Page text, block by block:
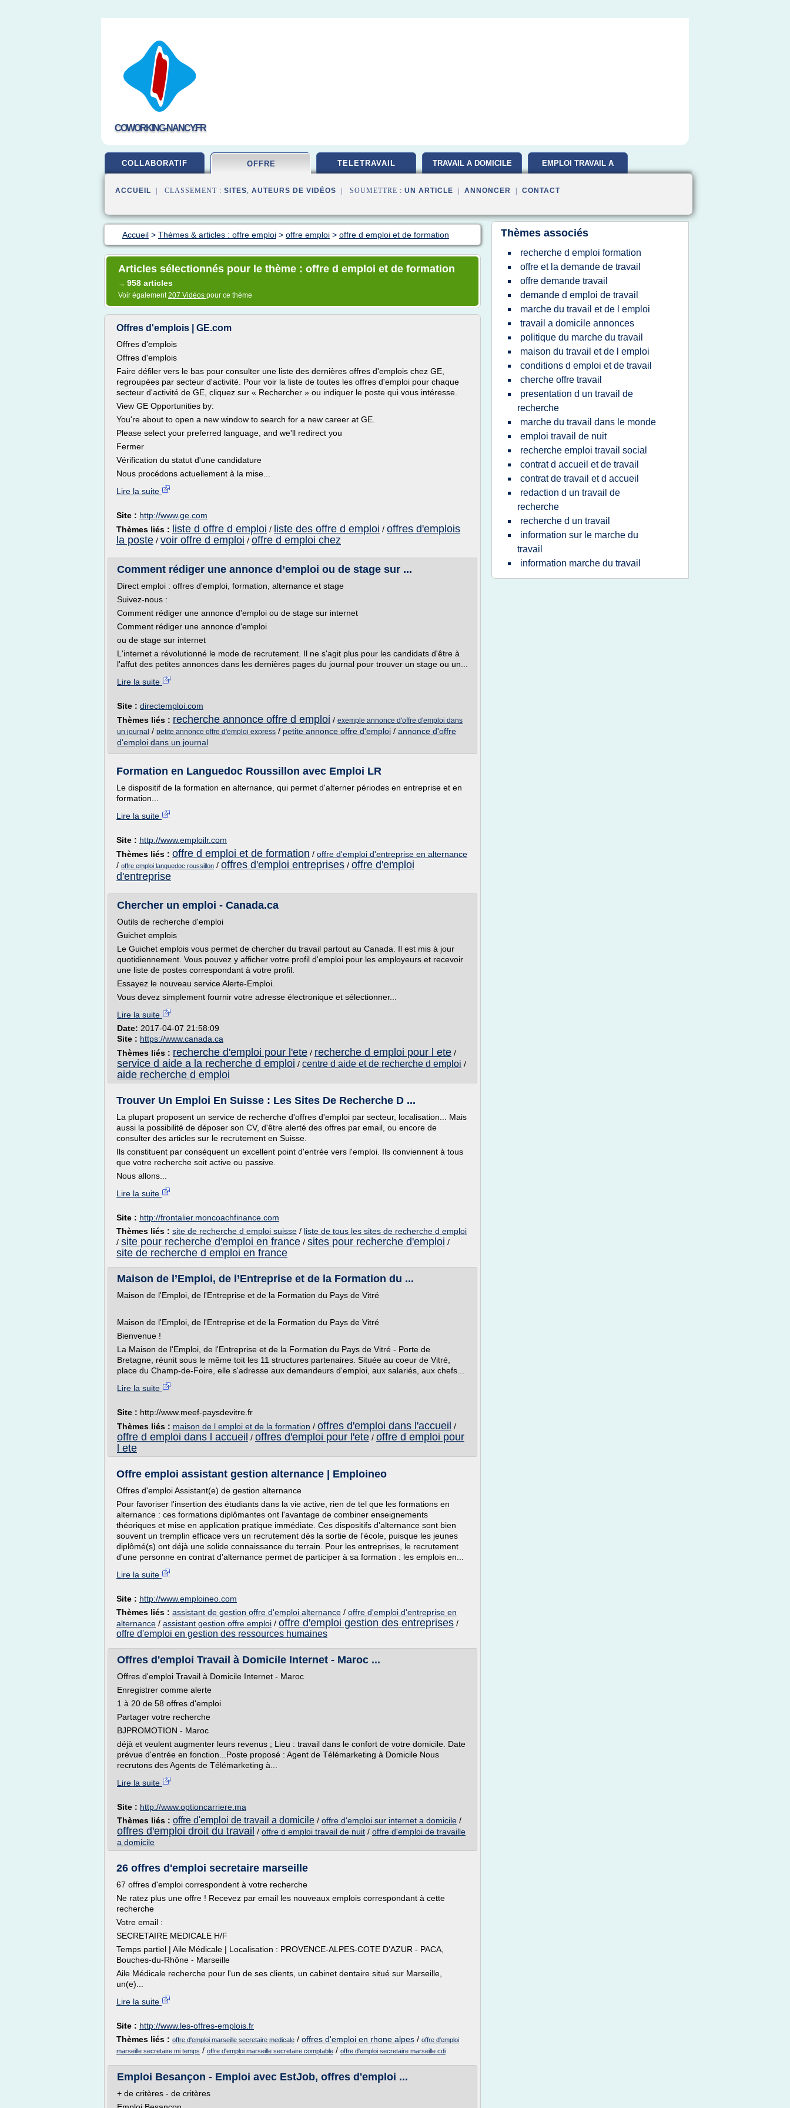
COWORKING-NANCY.FR
COLLABORATIF OFFRE TELETRAVAIL TRAVAIL A DOMICILE EMPLOI TRAVAIL A
ACCUEIL | CLASSEMENT : SITES, AUTEURS DE VIDÉOS | SOUMETTRE : UN ARTICLE ANNONCER CONTACT
Accueil > Thèmes & articles : offre emploi > offre emploi > offre d emploi et de formation
Articles sélectionnés pour le thème : offre d emploi et de formation
→ 958 articles
Voir également207 Vidéos pour ce thème
Offres d'emplois | GE.com
Offres d'emplois
Offres d'emplois
Faire défiler vers le bas pour consulter une liste des dernières offres d'emplois chez GE,
regroupées par secteur d'activité. Pour voir la liste de toutes les offres d'emploi pour chaque
secteur d'activité de GE, cliquez sur « Rechercher » ou indiquer le poste qui vous intéresse.
View GE Opportunities by:
You're about to open a new window to search for a new career at GE.
Please select your preferred language, and we'll redirect you
Fermer
Vérification du statut d'une candidature
Nous procédons actuellement à la mise...
Lire la suite
Site : http://www.ge.com
Thèmes liés :
liste d offre d emploi / liste des offre d emploi / offres d'emplois
la poste / voir offre d emploi / offre d emploi chez
Comment rédiger une annonce d’emploi ou de stage sur ...
Direct emploi : offres d'emploi, formation, alternance et stage
Suivez-nous :
Comment rédiger une annonce d'emploi ou de stage sur internet
Comment rédiger une annonce d'emploi
ou de stage sur internet
L'internet a révolutionné le mode de recrutement. Il ne s'agit plus pour les candidats d'être à
l'affut des petites annonces dans les dernières pages du journal pour trouver un stage ou un...
Lire la suite
Site : directemploi.com
Thèmes liés : recherche annonce offre d emploi / exemple annonce d'offre d'emploi dans
un journal / petite annonce offre d'emploi express / petite annonce offre d'emploi / annonce d'offre
d'emploi dans un journal
Formation en Languedoc Roussillon avec Emploi LR
Le dispositif de la formation en alternance, qui permet d'alterner périodes en entreprise et en
formation...
Lire la suite
Site : http://www.emploilr.com
Thèmes liés : offre d emploi et de formation / offre d'emploi d'entreprise en alternance
/ offre emploi languedoc roussillon / offres d'emploi entreprises / offre d'emploi
d'entreprise
Chercher un emploi - Canada.ca
Outils de recherche d'emploi
Guichet emplois
Le Guichet emplois vous permet de chercher du travail partout au Canada. Il est mis à jour
quotidiennement. Vous pouvez y afficher votre profil d'emploi pour les employeurs et recevoir
une liste de postes correspondant à votre profil.
Essayez le nouveau service Alerte-Emploi.
Vous devez simplement fournir votre adresse électronique et sélectionner...
Lire la suite
Date: 2017-04-07 21:58:09
Site : https://www.canada.ca
Thèmes liés : recherche d'emploi pour l'ete / recherche d emploi pour l ete /
service d aide a la recherche d emploi / centre d aide et de recherche d emploi /
aide recherche d emploi
Trouver Un Emploi En Suisse : Les Sites De Recherche D ...
La plupart proposent un service de recherche d'offres d'emploi par secteur, localisation... Mais
aussi la possibilité de déposer son CV, d'être alerté des offres par email, ou encore de
consulter des articles sur le recrutement en Suisse.
Ils constituent par conséquent un excellent point d'entrée vers l'emploi. Ils conviennent à tous
que votre recherche soit active ou passive.
Nous allons...
Lire la suite
Site : http://frontalier.moncoachfinance.com
Thèmes liés : site de recherche d emploi suisse / liste de tous les sites de recherche d emploi
/ site pour recherche d'emploi en france / sites pour recherche d'emploi /
site de recherche d emploi en france
Maison de l’Emploi, de l’Entreprise et de la Formation du ...
Maison de l'Emploi, de l'Entreprise et de la Formation du Pays de Vitré
Maison de l'Emploi, de l'Entreprise et de la Formation du Pays de Vitré
Bienvenue !
La Maison de l'Emploi, de l'Entreprise et de la Formation du Pays de Vitré - Porte de
Bretagne, réunit sous le même toit les 11 structures partenaires. Située au coeur de Vitré,
place du Champ-de-Foire, elle s'adresse aux demandeurs d'emploi, aux salariés, aux chefs...
Lire la suite
Site : http://www.meef-paysdevitre.fr
Thèmes liés : maison de l emploi et de la formation / offres d'emploi dans l'accueil /
offre d emploi dans l accueil / offres d'emploi pour l'ete / offre d emploi pour
l ete
Offre emploi assistant gestion alternance | Emploineo
Offres d'emploi Assistant(e) de gestion alternance
Pour favoriser l'insertion des étudiants dans la vie active, rien de tel que les formations en
alternance : ces formations diplômantes ont l'avantage de combiner enseignements
théoriques et mise en application pratique immédiate. Ces dispositifs d'alternance sont bien
souvent un tremplin efficace vers un recrutement dès la sortie de l'école, puisque les jeunes
diplômé(s) ont déjà une solide connaissance du terrain. Pour les entreprises, le recrutement
d'une personne en contrat d'alternance permet de participer à sa formation : les emplois en...
Lire la suite
Site : http://www.emploineo.com
Thèmes liés : assistant de gestion offre d'emploi alternance / offre d'emploi d'entreprise en
alternance / assistant gestion offre emploi / offre d'emploi gestion des entreprises /
offre d'emploi en gestion des ressources humaines
Offres d'emploi Travail à Domicile Internet - Maroc ...
Offres d'emploi Travail à Domicile Internet - Maroc
Enregistrer comme alerte
1 à 20 de 58 offres d'emploi
Partager votre recherche
BJPROMOTION - Maroc
déjà et veulent augmenter leurs revenus ; Lieu : travail dans le confort de votre domicile. Date
prévue d'entrée en fonction...Poste proposé : Agent de Télémarketing à Domicile Nous
recrutons des Agents de Télémarketing à...
Lire la suite
Site : http://www.optioncarriere.ma
Thèmes liés : offre d'emploi de travail a domicile / offre d'emploi sur internet a domicile /
offres d'emploi droit du travail / offre d emploi travail de nuit / offre d'emploi de travaille
a domicile
26 offres d'emploi secretaire marseille
67 offres d'emploi correspondent à votre recherche
Ne ratez plus une offre ! Recevez par email les nouveaux emplois correspondant à cette
recherche
Votre email :
SECRETAIRE MEDICALE H/F
Temps partiel | Aile Médicale | Localisation : PROVENCE-ALPES-COTE D'AZUR - PACA,
Bouches-du-Rhône - Marseille
Aile Médicale recherche pour l'un de ses clients, un cabinet dentaire situé sur Marseille,
un(e)...
Lire la suite
Site : http://www.les-offres-emplois.fr
Thèmes liés : offre d'emploi marseille secretaire medicale / offres d'emploi en rhone alpes / offre d'emploi
marseille secretaire mi temps / offre d'emploi marseille secretaire comptable / offre d'emploi secretaire marseille cdi
Emploi Besançon - Emploi avec EstJob, offres d'emploi ...
+ de critères - de critères
Thèmes associés
recherche d emploi formation
offre et la demande de travail
offre demande travail
demande d emploi de travail
marche du travail et de l emploi
travail a domicile annonces
politique du marche du travail
maison du travail et de l emploi
conditions d emploi et de travail
cherche offre travail
presentation d un travail de
recherche
marche du travail dans le monde
emploi travail de nuit
recherche emploi travail social
contrat d accueil et de travail
contrat de travail et d accueil
redaction d un travail de
recherche
recherche d un travail
information sur le marche du
travail
information marche du travail